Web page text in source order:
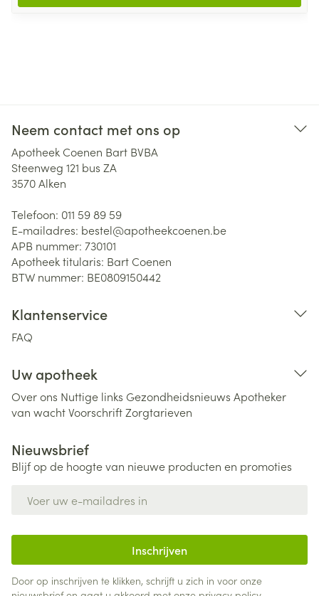
Neem contact met ons op
Apotheek Coenen Bart BVBA
Steenweg 121 bus ZA
3570Alken
Telefoon: 011 59 89 59
E-mailadres: bestel@apotheekcoenen.be
APB nummer: 730101
Apotheek titularis: Bart Coenen
BTW nummer: BE0809150442
Klantenservice
FAQ
Uw apotheek
Over ons Nuttige links Gezondheidsnieuws Apotheker
van wachtVoorschriftZorgtarieven
Nieuwsbrief
Blijf op de hoogte van nieuwe producten en promoties
Inschrijven
Door op inschrijven te klikken, schrijft u zich in voor onze